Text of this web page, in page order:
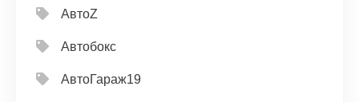
АвтоZ
Автобокс
АвтоГараж19